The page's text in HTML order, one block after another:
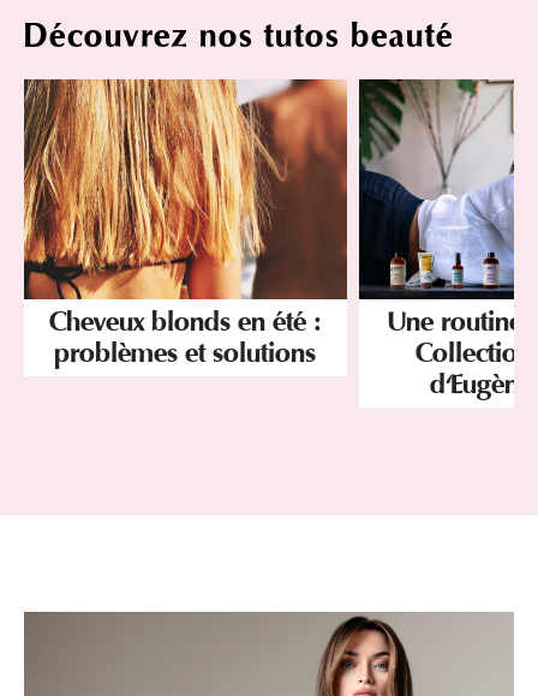
Découvrez nos tutos beauté
Cheveux blonds en été :
problèmes et solutions
Une routine